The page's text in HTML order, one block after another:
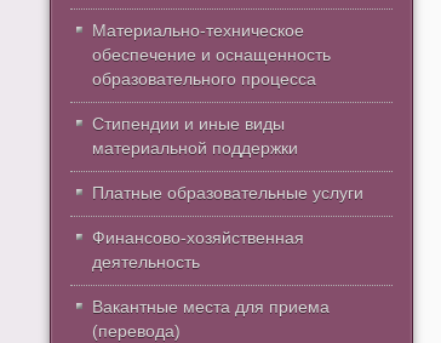
Материально-техническое
обеспечение и оснащенность
образовательного процесса
Стипендии и иные виды
материальной поддержки
Платные образовательные услуги
Финансово-хозяйственная
деятельность
Вакантные места для приема
(перевода)